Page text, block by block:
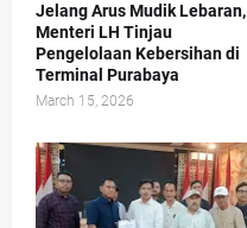
Jelang Arus Mudik Lebaran,
Menteri LH Tinjau
Pengelolaan Kebersihan di
Terminal Purabaya
March 15, 2026